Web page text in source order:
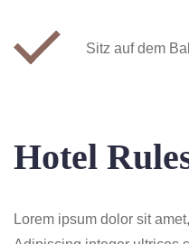
Sitz auf dem
Hotel
Lorem ipsum dolor sit